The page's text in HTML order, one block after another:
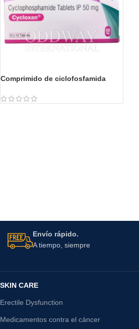
Comprimido de ciclofosfamida
Envío rápido.
A tiempo, siempre
SKIN CARE
Erectile Dysfunction
Medicamentos contra el cáncer